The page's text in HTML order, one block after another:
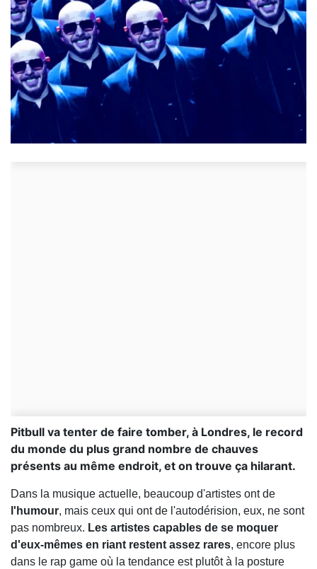
Pitbull va tenter de faire tomber, à Londres, le record
du monde du plus grand nombre de chauves
présents au même endroit, et on trouve ça hilarant.
Dans la musique actuelle, beaucoup d'artistes ont de
l'humour, mais ceux qui ont de l'autodérision, eux, ne sont
pas nombreux. Les artistes capables de se moquer
d'eux-mêmes en riant restent assez rares, encore plus
dans le rap game où la tendance est plutôt à la posture